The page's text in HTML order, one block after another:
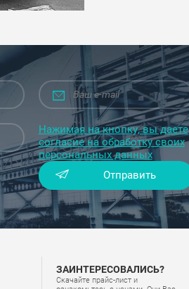
Нажимая на кнопку, вы даете
согласие на обработку своих
персональных данных
Отправить
ЗАИНТЕРЕСОВАЛИСЬ?
Скачайте прайс-лист и